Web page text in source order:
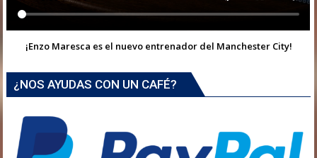
¡Enzo Maresca es el nuevo entrenador del Manchester City!
¿NOS AYUDAS CON UN CAFÉ?